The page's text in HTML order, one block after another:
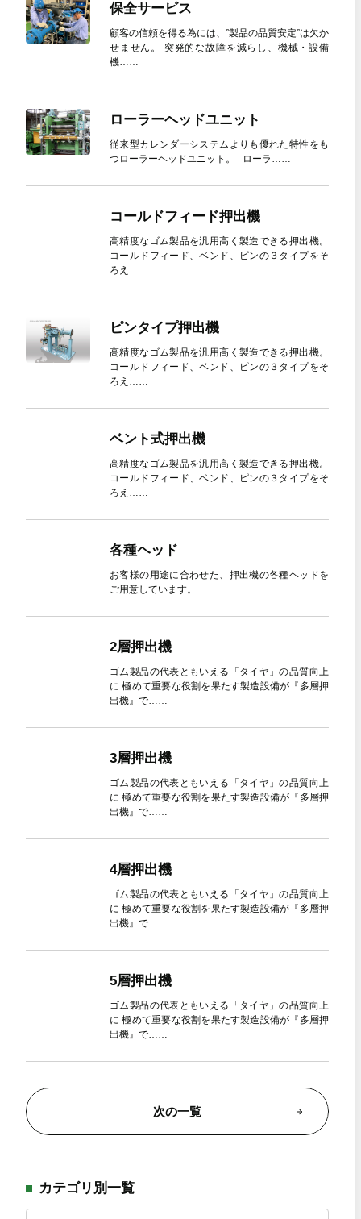
保全サービス
顧客の信頼を得る為には、”製品の品質安定”は欠か
せません。 突発的な故障を減らし、機械・設備
機……
ローラーヘッドユニット
従来型カレンダーシステムよりも優れた特性をも
つローラーヘッドユニット。 ローラ……
コールドフィード押出機
高精度なゴム製品を汎用高く製造できる押出機。
コールドフィード、ベンド、ピンの３タイプをそ
ろえ……
ピンタイプ押出機
高精度なゴム製品を汎用高く製造できる押出機。
コールドフィード、ベンド、ピンの３タイプをそ
ろえ……
ベント式押出機
高精度なゴム製品を汎用高く製造できる押出機。
コールドフィード、ベンド、ピンの３タイプをそ
ろえ……
各種ヘッド
お客様の用途に合わせた、押出機の各種ヘッドを
ご用意しています。
2層押出機
ゴム製品の代表ともいえる「タイヤ」の品質向上
に 極めて重要な役割を果たす製造設備が『多層押
出機』で……
3層押出機
ゴム製品の代表ともいえる「タイヤ」の品質向上
に 極めて重要な役割を果たす製造設備が『多層押
出機』で……
4層押出機
ゴム製品の代表ともいえる「タイヤ」の品質向上
に 極めて重要な役割を果たす製造設備が『多層押
出機』で……
5層押出機
ゴム製品の代表ともいえる「タイヤ」の品質向上
に 極めて重要な役割を果たす製造設備が『多層押
出機』で……
次の一覧
カテゴリ別一覧